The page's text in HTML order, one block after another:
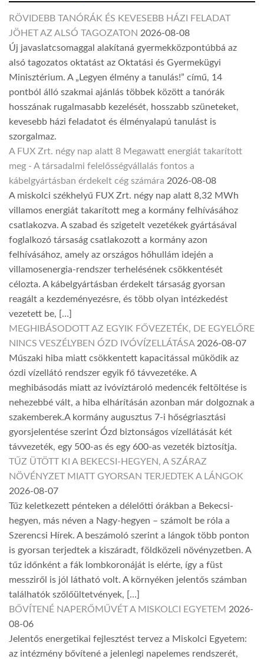
RÖVIDEBB TANÓRÁK ÉS KEVESEBB HÁZI FELADAT
JÖHET AZ ALSÓ TAGOZATON 2026-08-08
Új javaslatcsomaggal alakítaná gyermekközpontúbbá az
alsó tagozatos oktatást az Oktatási és Gyermekügyi
Minisztérium. A „Legyen élmény a tanulás!” című, 14
pontból álló szakmai ajánlás többek között a tanórák
hosszának rugalmasabb kezelését, hosszabb szüneteket,
kevesebb házi feladatot és élményalapú tanulást is
szorgalmaz.
A FUX Zrt. négy nap alatt 8 Megawatt energiát takarított
meg - A társadalmi felelősségvállalás fontos a
kábelgyártásban érdekelt cég számára 2026-08-08
A miskolci székhelyű FUX Zrt. négy nap alatt 8,32 MWh
villamos energiát takarított meg a kormány felhívásához
csatlakozva. A szabad és szigetelt vezetékek gyártásával
foglalkozó társaság csatlakozott a kormány azon
felhívásához, amely az országos hőhullám idején a
villamosenergia-rendszer terhelésének csökkentését
célozta. A kábelgyártásban érdekelt társaság gyorsan
reagált a kezdeményezésre, és több olyan intézkedést
vezetett be, […]
MEGHIBÁSODOTT AZ EGYIK FŐVEZETÉK, DE EGYELŐRE
NINCS VESZÉLYBEN ÓZD IVÓVÍZELLÁTÁSA 2026-08-07
Műszaki hiba miatt csökkentett kapacitással működik az
ózdi vízellátó rendszer egyik fő távvezetéke. A
meghibásodás miatt az ivóvíztároló medencék feltöltése is
nehezebbé vált, a hiba elhárításán azonban már dolgoznak a
szakemberek.A kormány augusztus 7-i hőségriasztási
gyorsjelentése szerint Ózd biztonságos vízellátását két
távvezeték, egy 500-as és egy 600-as vezeték biztosítja.
TŰZ ÜTÖTT KI A BEKECSI-HEGYEN, A SZÁRAZ
NÖVÉNYZET MIATT GYORSAN TERJEDTEK A LÁNGOK
2026-08-07
Tűz keletkezett pénteken a délelőtti órákban a Bekecsi-
hegyen, más néven a Nagy-hegyen – számolt be róla a
Szerencsi Hírek. A beszámoló szerint a lángok több ponton
is gyorsan terjedtek a kiszáradt, földközeli növényzetben. A
tűz időnként a fák lombkoronáját is elérte, így a füst
messziről is jól látható volt. A környéken jelentős számban
találhatók szőlőültetvények, […]
BŐVÍTENÉ NAPERŐMŰVÉT A MISKOLCI EGYETEM 2026-
08-06
Jelentős energetikai fejlesztést tervez a Miskolci Egyetem:
az intézmény bővítené a jelenlegi napelemes rendszerét,